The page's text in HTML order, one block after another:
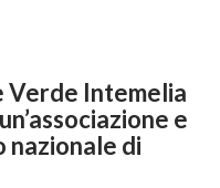
Verde Intemelia
e
di